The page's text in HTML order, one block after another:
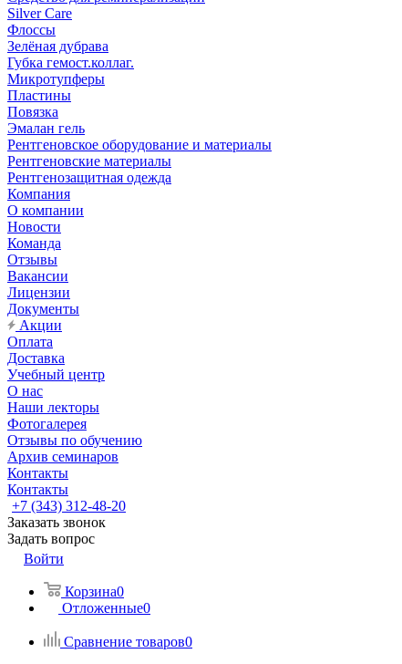
Silver Care
Флоссы
Зелёная дубрава
Губка гемост.коллаг.
Микротупферы
Пластины
Повязка
Эмалан гель
Рентгеновское оборудование и материалы
Рентгеновские материалы
Рентгенозащитная одежда
Компания
О компании
Новости
Команда
Отзывы
Вакансии
Лицензии
Документы
Акции
Оплата
Доставка
Учебный центр
О нас
Наши лекторы
Фотогалерея
Отзывы по обучению
Архив семинаров
Контакты
Контакты
+7 (343) 312-48-20
Заказать звонок
Задать вопрос
Войти
Корзина0
Отложенные0
Сравнение товаров0